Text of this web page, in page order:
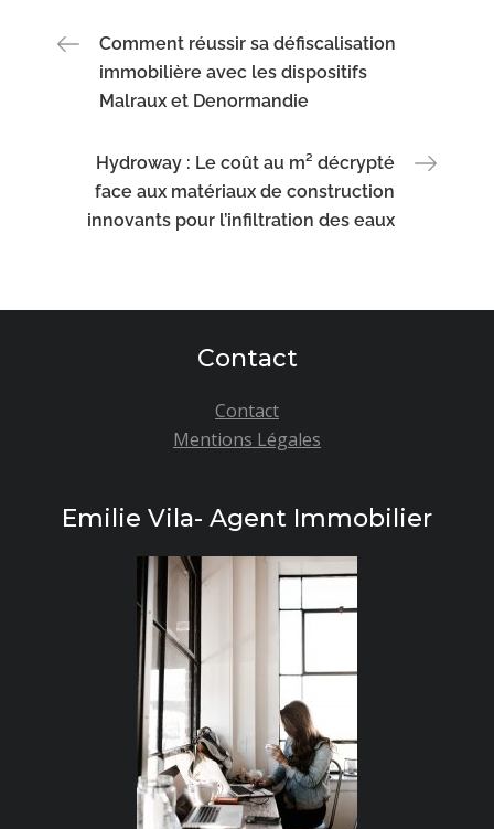
Navigation
de
l’article
Comment réussir sa défiscalisation
immobilière avec les dispositifs
Malraux et Denormandie
Hydroway : Le coût au m² décrypté
face aux matériaux de construction
innovants pour l’infiltration des eaux
Contact
Contact
Mentions Légales
Emilie Vila- Agent Immobilier